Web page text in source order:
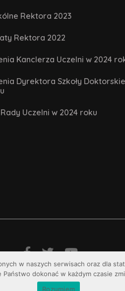
Rektora 2023
Rektora 2022
Kanclerza Uczelni w 2024
Dyrektora Szkoły
Rady Uczelni w 2024 roku
Jana Kochanowskiego w
w naszych serwisach oraz dla
dokonać w każdym czasie
Rozumiem